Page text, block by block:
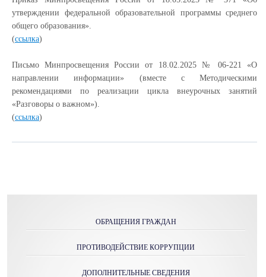
утверждении федеральной образовательной программы среднего
общего образования».
(ссылка)
Письмо Минпросвещения России от 18.02.2025 № 06-221 «О
направлении информации» (вместе с Методическими
рекомендациями по реализации цикла внеурочных занятий
«Разговоры о важном»).
(ссылка)
ОБРАЩЕНИЯ ГРАЖДАН
ПРОТИВОДЕЙСТВИЕ КОРРУПЦИИ
ДОПОЛНИТЕЛЬНЫЕ СВЕДЕНИЯ